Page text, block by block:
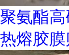
聚氨酯
热熔胶